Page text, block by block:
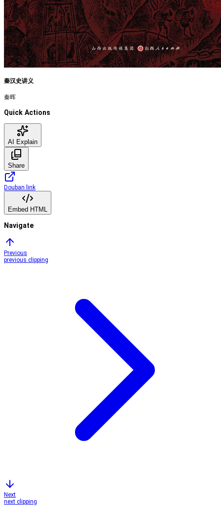
秦汉史讲义
秦晖
Quick Actions
AI Explain
Share
Douban link
Embed HTML
Navigate
Previous
previous clipping
Next
next clipping